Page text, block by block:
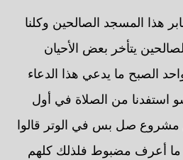
هذا المسجد الصالحين وكلنا
يتأخر بعض الأحيان
الصبح ما يدعي هذا الدعاء
استفدنا من الصلاة في أول
صل بس في الوتر قالوا
أعرف مضبوط فلذلك كلهم